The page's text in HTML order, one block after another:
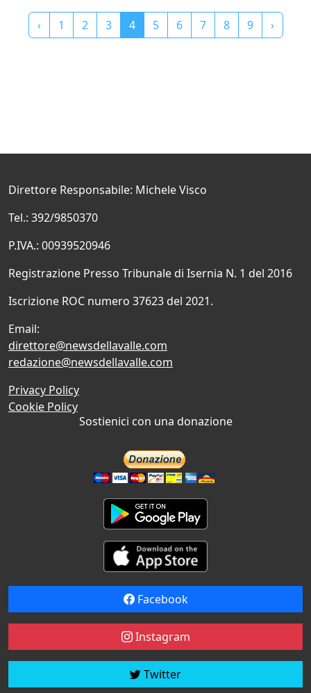
‹ 1 2 3 4 5 6 7 8 9 ›
Direttore Responsabile: Michele Visco
Tel.: 392/9850370
P.IVA.: 00939520946
Registrazione Presso Tribunale di Isernia N. 1 del 2016
Iscrizione ROC numero 37623 del 2021.
Email:
direttore@newsdellavalle.com
redazione@newsdellavalle.com
Privacy Policy
Cookie Policy
Sostienici con una donazione
Facebook
Instagram
Twitter